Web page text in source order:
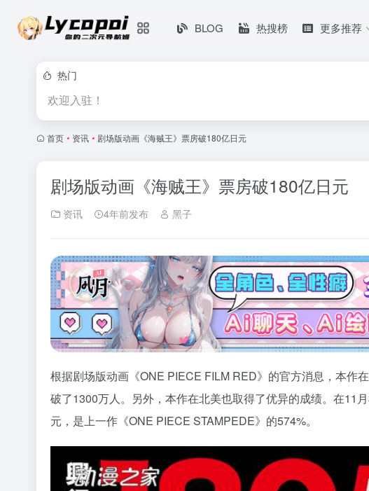
BLOG 热搜榜 更多推荐
热门
欢迎入驻！
首页 • 资讯 • 剧场版动画《海贼王》票房破180亿日元
剧场版动画《海贼王》票房破180亿日元
资讯 4年前发布 黑子
根据剧场版动画《ONE PIECE FILM RED》的官方消息，本作
破了1300万人。另外，本作在北美也取得了优异的成绩。在11
元，是上一作《ONE PIECE STAMPEDE》的574%。